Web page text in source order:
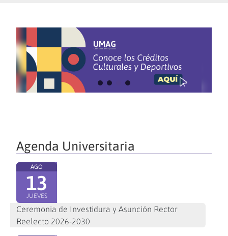
Agenda Universitaria
AGO
13
JUEVES
Ceremonia de Investidura y Asunción Rector
Reelecto 2026-2030